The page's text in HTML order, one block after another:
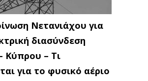
Νετανιάχου για
διασύνδεση
Κύπρου – Τι
για το φυσικό αέριο